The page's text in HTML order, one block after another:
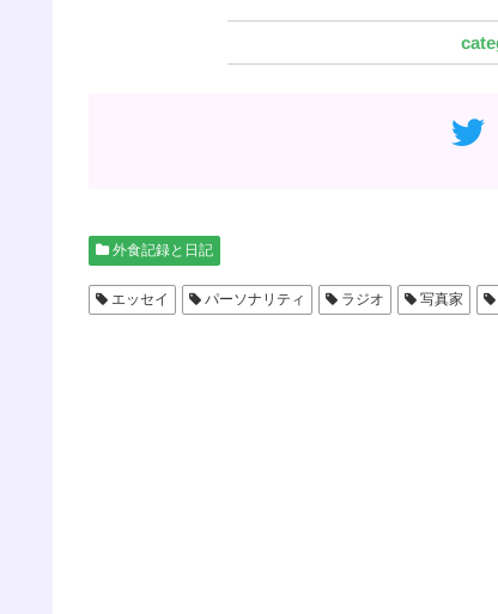
外食記録と日記
エッセイ パーソナリティ ラジオ 写真家